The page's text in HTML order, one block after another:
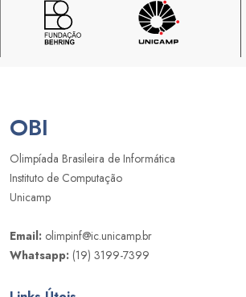
OBI
Olimpíada Brasileira de Informática
Instituto de Computação
Unicamp
Email: olimpinf@ic.unicamp.br
Whatsapp: (19) 3199-7399